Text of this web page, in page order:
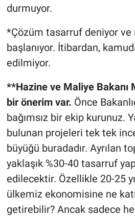
durmuyor.
*Çözüm tasarruf deniyor
başlanıyor. İtibardan,
edilmiyor.
**Hazine ve Maliye Bakanı
bir önerim var. Önce
bağımsız bir ekip kurunuz.
bulunan projeleri tek tek
büyüğü buradadır. Ayrılan
yaklaşık %30-40 tasarruf
edilecektir. Özellikle 20-25
ülkemiz ekonomisine ne
getirebilir? Ancak sadece